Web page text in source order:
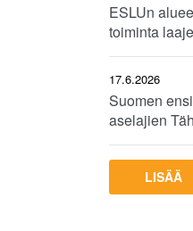
ESLUn
toiminta
17.6.2026
Suomen
aselajien
LISÄÄ